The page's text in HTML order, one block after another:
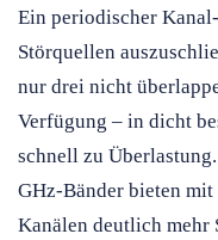
Ein periodischer
Störquellen
nur drei nicht
Verfügung – in dicht
schnell zu
GHz-Bänder bieten
Kanälen deutlich mehr